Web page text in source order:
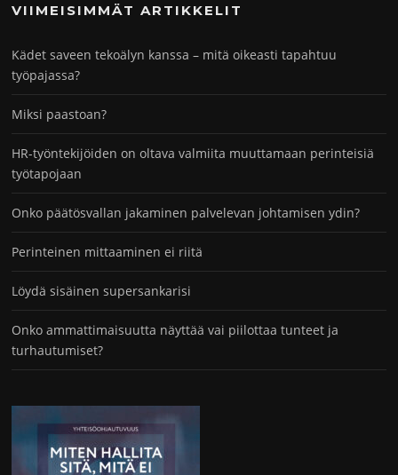
VIIMEISIMMÄT ARTIKKELIT
Kädet saveen tekoälyn kanssa – mitä oikeasti tapahtuu
työpajassa?
Miksi paastoan?
HR-työntekijöiden on oltava valmiita muuttamaan perinteisiä
työtapojaan
Onko päätösvallan jakaminen palvelevan johtamisen ydin?
Perinteinen mittaaminen ei riitä
Löydä sisäinen supersankarisi
Onko ammattimaisuutta näyttää vai piilottaa tunteet ja
turhautumiset?